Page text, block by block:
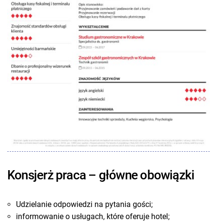
Konsjerż praca – główne obowiązki
Udzielanie odpowiedzi na pytania gości;
informowanie o usługach, które oferuje hotel;